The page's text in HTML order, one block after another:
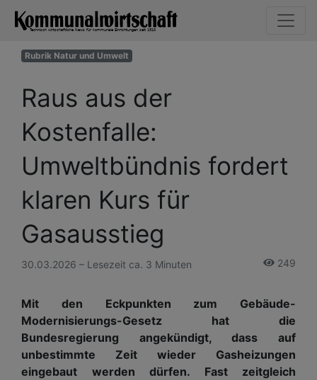
Rubrik Natur und Umwelt
Raus aus der
Kostenfalle:
Umweltbündnis fordert
klaren Kurs für
Gasausstieg
30.03.2026 – Lesezeit ca. 3 Minuten 249
Mit den Eckpunkten zum Gebäude-
Modernisierungs-Gesetz hat die
Bundesregierung angekündigt, dass auf
unbestimmte Zeit wieder Gasheizungen
eingebaut werden dürfen. Fast zeitgleich